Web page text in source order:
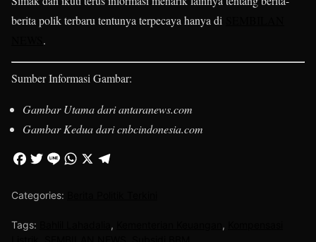
berita polik terbaru tentunya terpecaya hanya di
.
Sumber Informasi Gambar:
Gambar Utama dari antaranews.com
Gambar Kedua dari cnbcindonesia.com
Categories:
Tags: , ,